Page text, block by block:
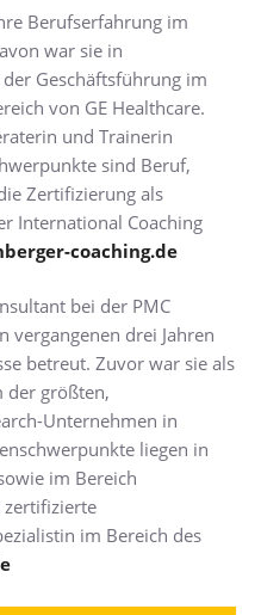
Berufserfahrung im
war sie in
Geschäftsführung im
von GE Healthcare.
und Trainerin
sind Beruf,
Zertifizierung als
International Coaching
coaching.de
bei der PMC
vergangenen drei Jahren
betreut. Zuvor war sie als
der größten,
Unternehmen in
liegen in
im Bereich
zertifizierte
im Bereich des